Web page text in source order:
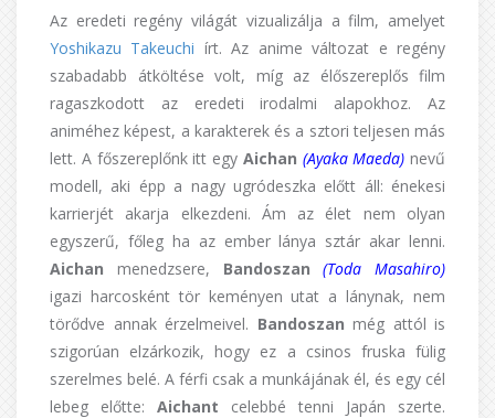
Az eredeti regény világát vizualizálja a film, amelyet
Yoshikazu Takeuchi írt. Az anime változat e regény
szabadabb átköltése volt, míg az élőszereplős film
ragaszkodott az eredeti irodalmi alapokhoz. Az
animéhez képest, a karakterek és a sztori teljesen más
lett. A főszereplőnk itt egy Aichan (Ayaka Maeda) nevű
modell, aki épp a nagy ugródeszka előtt áll: énekesi
karrierjét akarja elkezdeni. Ám az élet nem olyan
egyszerű, főleg ha az ember lánya sztár akar lenni.
Aichan menedzsere, Bandoszan(Toda Masahiro)
igazi harcosként tör keményen utat a lánynak, nem
törődve annak érzelmeivel. Bandoszan még attól is
szigorúan elzárkozik, hogy ez a csinos fruska fülig
szerelmes belé. A férfi csak a munkájának él, és egy cél
lebeg előtte: Aichant celebbé tenni Japán szerte.